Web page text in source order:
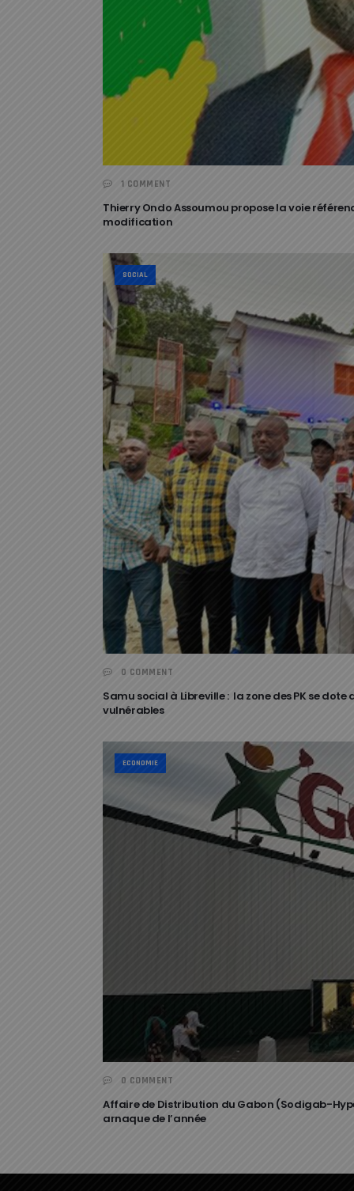
1 COMMENT
Thierry Ondo Assoumou propose la voie
modification
SOCIAL
0 COMMENT
Samu social à Libreville : la zone des PK se
vulnérables
ECONOMIE
0 COMMENT
Affaire de Distribution du Gabon (Sodigab-
arnaque de l’année